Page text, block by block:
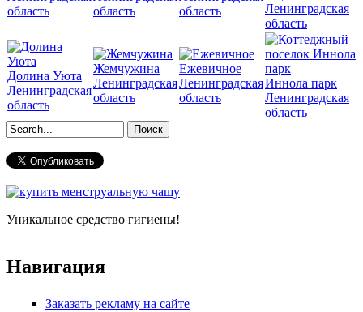
область
область
область
Ленинградская
область
Долина Уюта
Ленинградская
область
Жемчужина
Ленинградская
область
Ежевичное
Ленинградская
область
Иннола парк
Ленинградская
область
Форма поиска
Уникальное средство гигиены!
Навигация
Заказать рекламу на сайте